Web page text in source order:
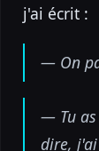
j'ai écrit :
— On
— Tu as
dire,